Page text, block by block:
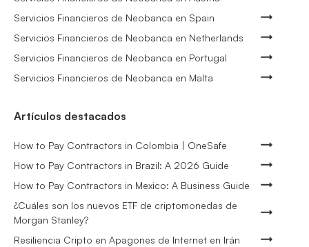
Servicios Financieros de Neobanca en Spain
Servicios Financieros de Neobanca en Netherlands
Servicios Financieros de Neobanca en Portugal
Servicios Financieros de Neobanca en Malta
Artículos destacados
How to Pay Contractors in Colombia | OneSafe
How to Pay Contractors in Brazil: A 2026 Guide
How to Pay Contractors in Mexico: A Business Guide
¿Cuáles son los nuevos ETF de criptomonedas de
Morgan Stanley?
Resiliencia Cripto en Apagones de Internet en Irán